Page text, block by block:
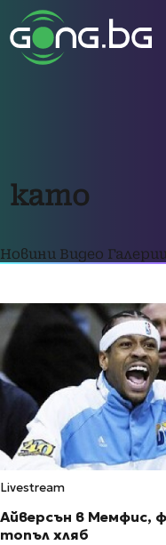
като
Новини Видео
Livestream
Айверсън в Мемфис,
топъл хляб